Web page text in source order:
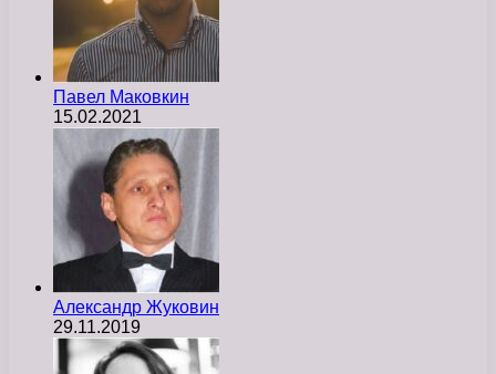
Павел Маковкин
15.02.2021
Александр Жуковин
29.11.2019